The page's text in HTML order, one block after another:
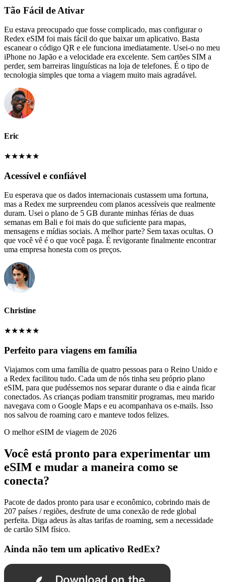
Tão Fácil de Ativar
Eu estava preocupado que fosse complicado, mas configurar o
Redex eSIM foi mais fácil do que baixar um aplicativo. Basta
escanear o código QR e ele funciona imediatamente. Usei-o no meu
iPhone no Japão e a velocidade era excelente. Sem cartões SIM a
perder, sem barreiras linguísticas na loja de telefones. É o tipo de
tecnologia simples que torna a viagem muito mais agradável.
Eric
★★★★★
Acessível e confiável
Eu esperava que os dados internacionais custassem uma fortuna,
mas a Redex me surpreendeu com planos acessíveis que realmente
duram. Usei o plano de 5 GB durante minhas férias de duas
semanas em Bali e foi mais do que suficiente para mapas,
mensagens e mídias sociais. A melhor parte? Sem taxas ocultas. O
que você vê é o que você paga. É revigorante finalmente encontrar
uma empresa honesta com os preços.
Christine
★★★★★
Perfeito para viagens em família
Viajamos com uma família de quatro pessoas para o Reino Unido e
a Redex facilitou tudo. Cada um de nós tinha seu próprio plano
eSIM, para que pudéssemos nos separar durante o dia e ainda ficar
conectados. As crianças podiam transmitir programas, meu marido
navegava com o Google Maps e eu acompanhava os e-mails. Isso
nos salvou de roaming caro e manteve todos felizes.
O melhor eSIM de viagem de 2026
Você está pronto para experimentar um
eSIM e mudar a maneira como se
conecta?
Pacote de dados pronto para usar e econômico, cobrindo mais de
207 países / regiões, desfrute de uma conexão de rede global
perfeita. Diga adeus às altas tarifas de roaming, sem a necessidade
de cartão SIM físico.
Ainda não tem um aplicativo RedEx?